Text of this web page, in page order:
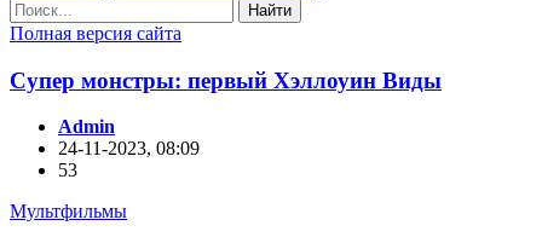
Найти
Полная версия сайта
Супер монстры: первый Хэллоуин Виды
Admin
24-11-2023, 08:09
53
Мультфильмы